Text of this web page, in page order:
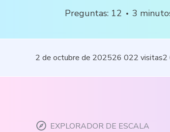
Preguntas: 12 3
2 de octubre de 202526 022 visitas2
EXPLORADOR DE ESCALA